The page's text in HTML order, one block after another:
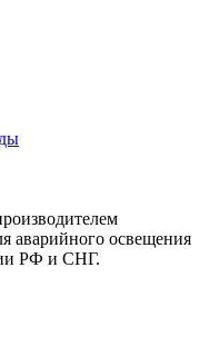
аварийного освещения
РФ и СНГ.